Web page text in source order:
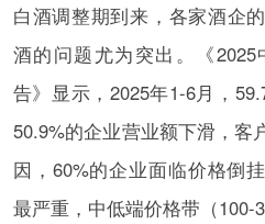
白酒调整期到来，各家酒企
酒的问题尤为突出。《
告》显示，2025年1-6月，
50.9%的企业营业额下滑，客
因，60%的企业面临价格倒
最严重，中低端价格带（100-